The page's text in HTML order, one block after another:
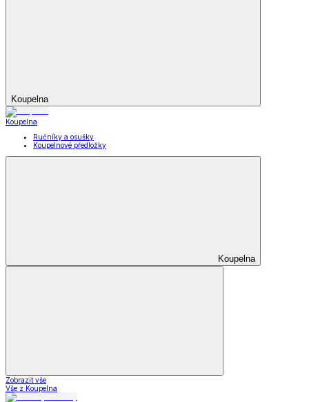
Koupelna
Koupelna
Ručníky a osušky
Koupelnové předložky
Koupelna
Zobrazit vše
Vše z Koupelna